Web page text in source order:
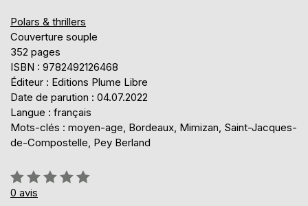
Polars & thrillers
Couverture souple
352 pages
ISBN : 9782492126468
Éditeur : Editions Plume Libre
Date de parution : 04.07.2022
Langue : français
Mots-clés : moyen-age, Bordeaux, Mimizan, Saint-Jacques-
de-Compostelle, Pey Berland
Évaluation:
0%
0 avis